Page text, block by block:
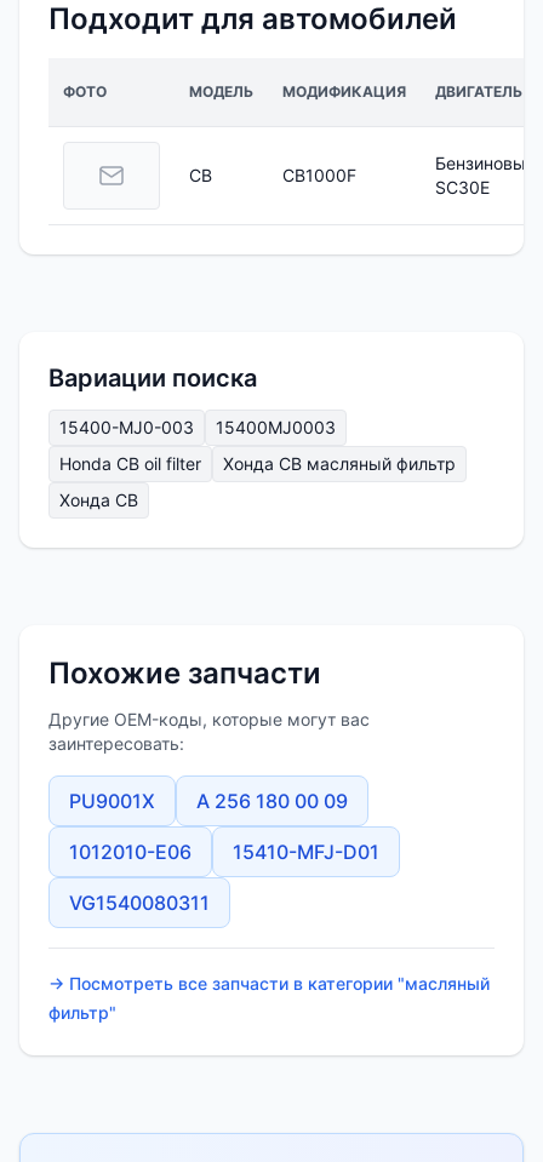
Подходит для автомобилей
ФОТО МОДЕЛЬ МОДИФИКАЦИЯ ДВИГАТЕЛЬ
CB CB1000F
Бензиновый
SC30E
Вариации поиска
15400-MJ0-003
15400MJ0003
Honda CB oil filter
Хонда CB масляный фильтр
Хонда CB
Похожие запчасти
Другие OEM-коды, которые могут вас
заинтересовать:
PU9001X A 256 180 00 09
1012010-E06 15410-MFJ-D01
VG1540080311
→ Посмотреть все запчасти в категории "масляный
фильтр"